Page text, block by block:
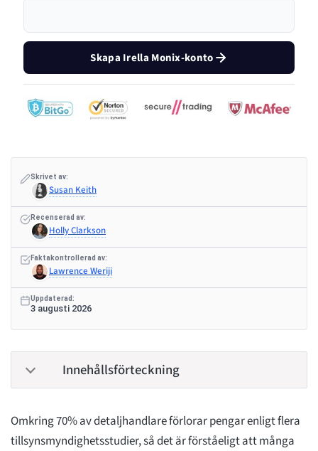
Skapa Irella Monix-konto
Skrivet av:
Susan Keith
Recenserad av:
Holly Clarkson
Faktakontrollerad av:
Lawrence Weriji
Uppdaterad:
3 augusti 2026
Innehållsförteckning
Omkring 70% av detaljhandlare förlorar pengar enligt flera
tillsynsmyndighetsstudier, så det är förståeligt att många